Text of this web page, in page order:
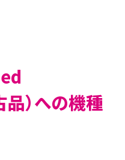
）への機種